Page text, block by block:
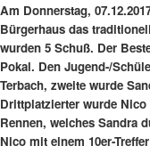
Am Donnerstag,
Bürgerhaus das
wurden 5 Schuß. Der
Pokal. Den Jugend-/
Terbach, zweite wurde
Drittplatzierter wurde
Rennen, welches Sandra
Nico mit einem 10er-